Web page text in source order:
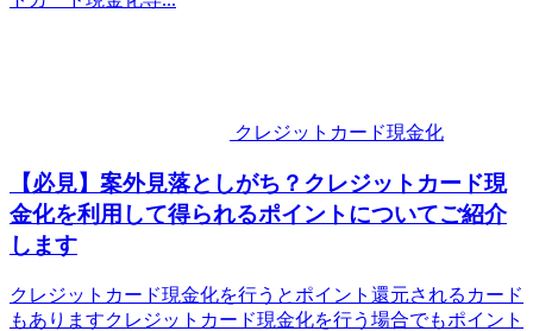
クレジットカード現金化
【必見】案外見落としがち？クレジットカード現
金化を利用して得られるポイントについてご紹介
します
クレジットカード現金化を行うとポイント還元されるカード
もありますクレジットカード現金化を行う場合でもポイント